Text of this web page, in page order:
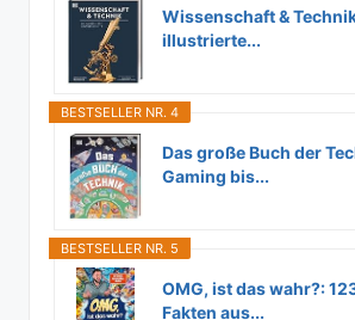
Wissenschaft &
illustrierte...
BESTSELLER NR. 4
Das große Buch der
Gaming bis...
BESTSELLER NR. 5
OMG, ist das wahr?:
Fakten aus...